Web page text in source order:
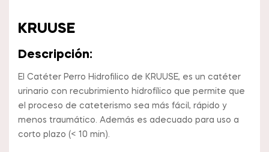
KRUUSE
Descripción:
El Catéter Perro Hidrofilico de KRUUSE, es un catéter
urinario con recubrimiento hidrofílico que permite que
el proceso de cateterismo sea más fácil, rápido y
menos traumático. Además es adecuado para uso a
corto plazo (< 10 min).